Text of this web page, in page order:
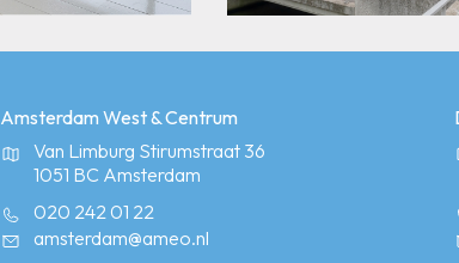
Amsterdam West & Centrum
Van Limburg Stirumstraat 36
1051 BC Amsterdam
020 242 01 22
amsterdam@ameo.nl